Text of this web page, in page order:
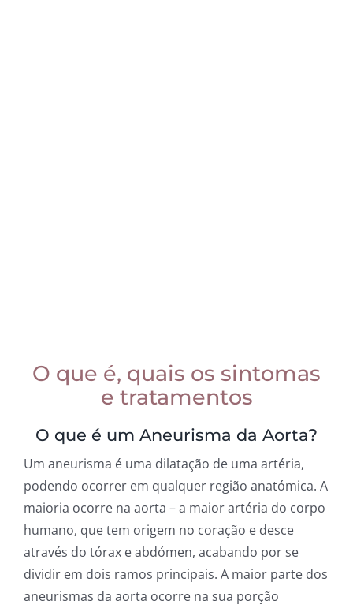
O que é, quais os sintomas
e tratamentos
O que é um Aneurisma da Aorta?
Um aneurisma é uma dilatação de uma artéria,
podendo ocorrer em qualquer região anatómica. A
maioria ocorre na aorta – a maior artéria do corpo
humano, que tem origem no coração e desce
através do tórax e abdómen, acabando por se
dividir em dois ramos principais. A maior parte dos
aneurismas da aorta ocorre na sua porção